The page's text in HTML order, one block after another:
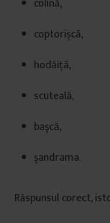
coptorișcă,
hodăiță,
scuteală,
bașcă,
șandrama.
Răspunsul corect,